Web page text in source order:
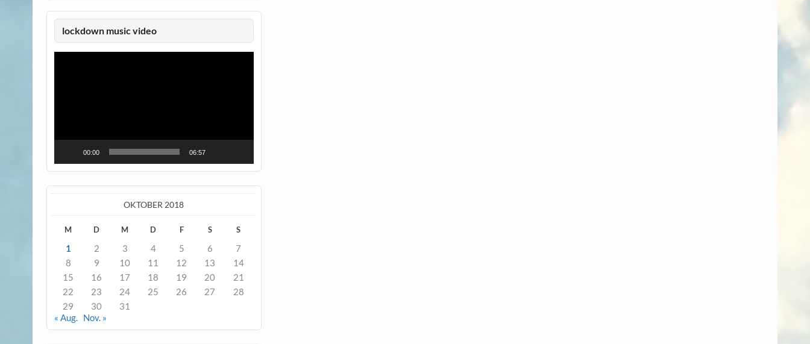
lockdown music video
Video-
00:00 06:57
OKTOBER 2018
M D M D F S S
1 2 3 4 5 6
7
8
9 10 11 12 13
14
15
16 17 18 19 20
21
22
23 24 25 26 27
28
29
30
31
« Aug. Nov. »